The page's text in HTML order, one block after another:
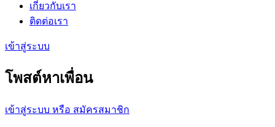
เกี่ยวกับเรา
ติดต่อเรา
เข้าสู่ระบบ
โพสต์หาเพื่อน
เข้าสู่ระบบ หรือ สมัครสมาชิก